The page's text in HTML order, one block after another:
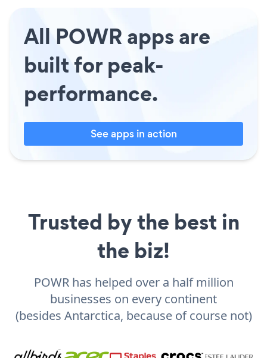
All POWR apps are
built for peak-
performance.
See apps in action
Trusted by the best in
the biz!
POWR has helped over a half million
businesses on every continent
(besides Antarctica, because of course not)